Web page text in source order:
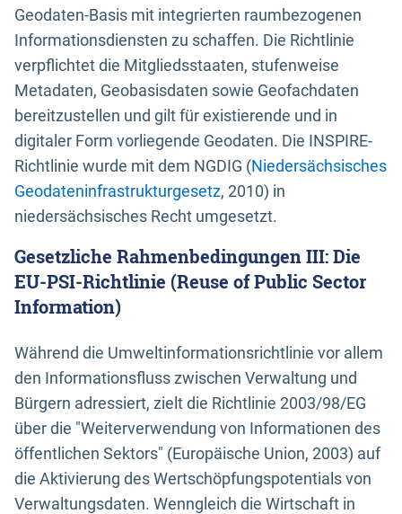
Geodaten-Basis mit integrierten raumbezogenen
Informationsdiensten zu schaffen. Die Richtlinie
verpflichtet die Mitgliedsstaaten, stufenweise
Metadaten, Geobasisdaten sowie Geofachdaten
bereitzustellen und gilt für existierende und in
digitaler Form vorliegende Geodaten. Die INSPIRE-
Richtlinie wurde mit dem NGDIG (Niedersächsisches
Geodateninfrastrukturgesetz, 2010) in
niedersächsisches Recht umgesetzt.
Gesetzliche Rahmenbedingungen III: Die
EU-PSI-Richtlinie (Reuse of Public Sector
Information)
Während die Umweltinformationsrichtlinie vor allem
den Informationsfluss zwischen Verwaltung und
Bürgern adressiert, zielt die Richtlinie 2003/98/EG
über die "Weiterverwendung von Informationen des
öffentlichen Sektors" (Europäische Union, 2003) auf
die Aktivierung des Wertschöpfungspotentials von
Verwaltungsdaten. Wenngleich die Wirtschaft in